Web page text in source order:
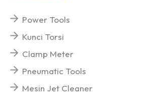
Power Tools
Kunci Torsi
Clamp Meter
Pneumatic Tools
Mesin Jet Cleaner